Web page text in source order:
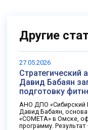
Другие
27.05.2026
Стратегический
Давид Бабаян
подготовку
АНО ДПО «Сибирский
Давид Бабаян,
«COMETA» в Омске,
программу.